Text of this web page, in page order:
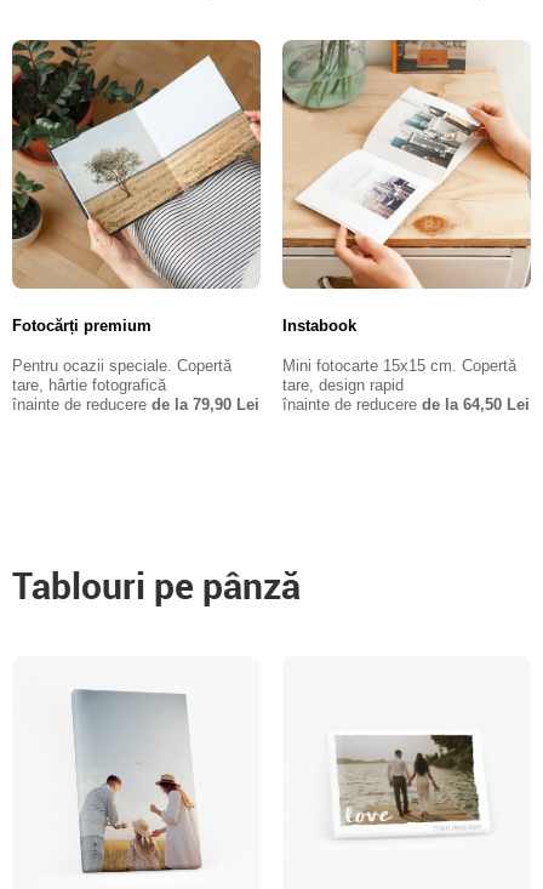
Fotocărți premium
Pentru ocazii speciale. Copertă
tare, hârtie fotografică
înainte de reducere de la 79,90 Lei
Instabook
Mini fotocarte 15x15 cm. Copertă
tare, design rapid
înainte de reducere de la 64,50 Lei
Tablouri pe pânză